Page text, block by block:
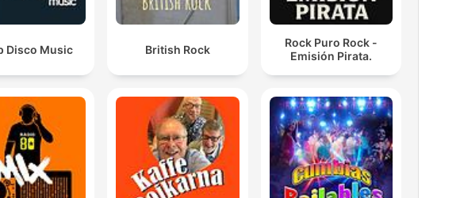
Disco Music British Rock
Rock Puro Rock -
Emisión Pirata.